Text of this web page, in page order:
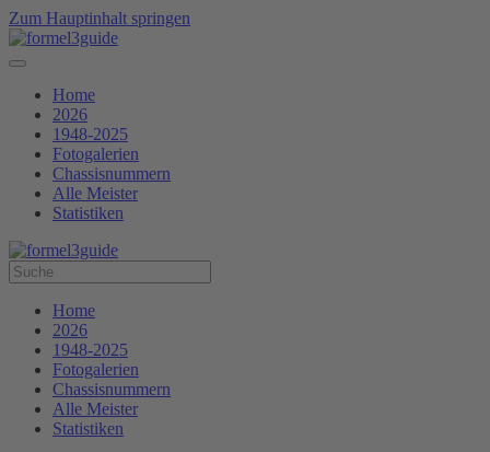
Zum Hauptinhalt springen
Home
2026
1948-2025
Fotogalerien
Chassisnummern
Alle Meister
Statistiken
Home
2026
1948-2025
Fotogalerien
Chassisnummern
Alle Meister
Statistiken